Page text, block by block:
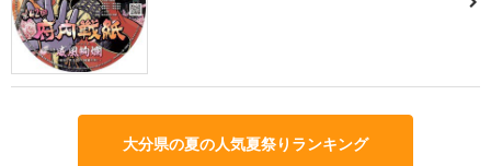
大分県の夏の人気夏祭りランキング